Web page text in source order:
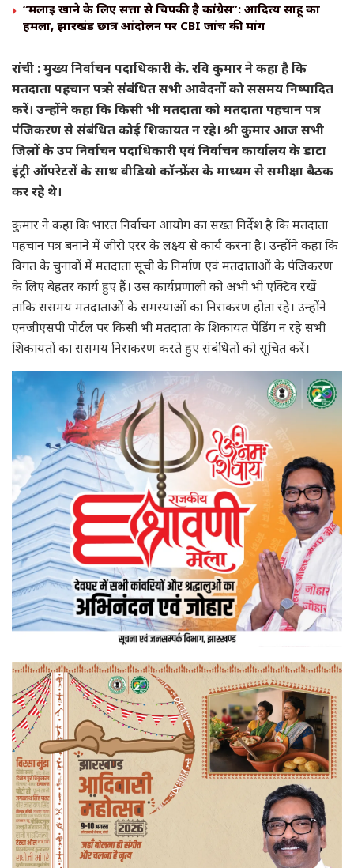
“मलाई खाने के लिए सत्ता से चिपकी है कांग्रेस”: आदित्य साहू का
हमला, झारखंड छात्र आंदोलन पर CBI जांच की मांग
रांची : मुख्य निर्वाचन पदाधिकारी के. रवि कुमार ने कहा है कि
मतदाता पहचान पत्र से संबंधित सभी आवेदनों को ससमय निष्पादित
करें। उन्होंने कहा कि किसी भी मतदाता को मतदाता पहचान पत्र
पंजिकरण से संबंधित कोई शिकायत न रहे। श्री कुमार आज सभी
जिलों के उप निर्वाचन पदाधिकारी एवं निर्वाचन कार्यालय के डाटा
इंट्री ऑपरेटरों के साथ वीडियो कॉन्फ्रेंस के माध्यम से समीक्षा बैठक
कर रहे थे।
कुमार ने कहा कि भारत निर्वाचन आयोग का सख्त निर्देश है कि मतदाता
पहचान पत्र बनाने में जीरो एरर के लक्ष्य से कार्य करना है। उन्होंने कहा कि
विगत के चुनावों में मतदाता सूची के निर्माण एवं मतदाताओं के पंजिकरण
के लिए बेहतर कार्य हुए हैं। उस कार्यप्रणाली को अभी भी एक्टिव रखें
ताकि ससमय मतदाताओं के समस्याओं का निराकरण होता रहे। उन्होंने
एनजीएसपी पोर्टल पर किसी भी मतदाता के शिकायत पेंडिंग न रहे सभी
शिकायतों का ससमय निराकरण करते हुए संबंधितों को सूचित करें।